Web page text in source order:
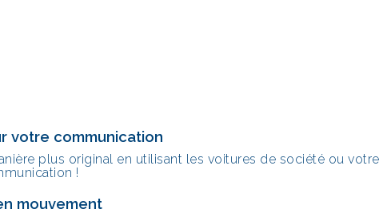
votre communication
plus original en utilisant les voitures de société ou
!
mouvement